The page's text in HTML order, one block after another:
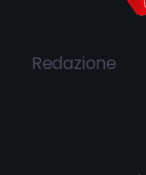
Redazione